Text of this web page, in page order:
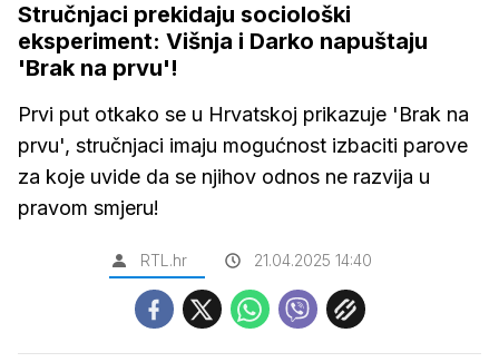
Stručnjaci prekidaju sociološki
eksperiment: Višnja i Darko napuštaju
'Brak na prvu'!
Prvi put otkako se u Hrvatskoj prikazuje 'Brak na
prvu', stručnjaci imaju mogućnost izbaciti parove
za koje uvide da se njihov odnos ne razvija u
pravom smjeru!
RTL.hr 21.04.2025 14:40